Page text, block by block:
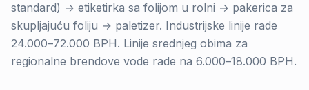
standard) → etiketirka sa folijom u rolni → pakerica za
skupljajuću foliju → paletizer. Industrijske linije rade
24.000–72.000 BPH. Linije srednjeg obima za
regionalne brendove vode rade na 6.000–18.000 BPH.